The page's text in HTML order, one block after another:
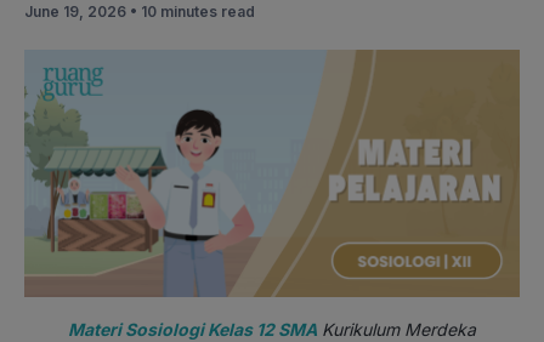
June 19, 2026 • 10 minutes read
Materi Sosiologi Kelas 12 SMA Kurikulum Merdeka